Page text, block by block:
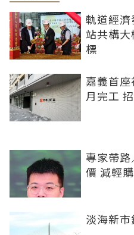
軌道經
站共構
標
嘉義首
月完工
專家帶
價 減輕
淡海新